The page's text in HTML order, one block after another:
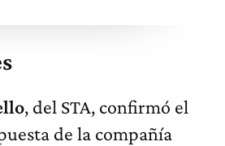
, del STA, confirmó el
de la compañía